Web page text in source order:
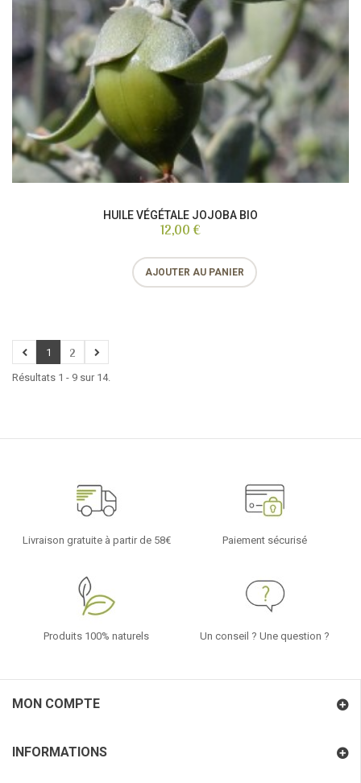
HUILE VÉGÉTALE JOJOBA BIO
12,00 €
AJOUTER AU PANIER
1 2
Résultats 1 - 9 sur 14.
Livraison gratuite à partir de 58€ Paiement sécurisé
Produits 100% naturels Un conseil ? Une question ?
MON COMPTE
INFORMATIONS